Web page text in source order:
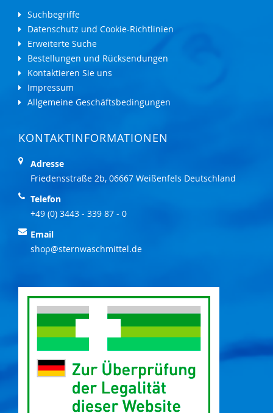
Suchbegriffe
Datenschutz und Cookie-Richtlinien
Erweiterte Suche
Bestellungen und Rücksendungen
Kontaktieren Sie uns
Impressum
Allgemeine Geschäftsbedingungen
KONTAKTINFORMATIONEN
Adresse
Friedensstraße 2b, 06667 Weißenfels Deutschland
Telefon
+49 (0) 3443 - 339 87 - 0
Email
shop@sternwaschmittel.de